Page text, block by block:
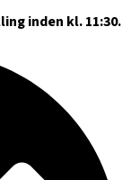
inden kl. 11:30.